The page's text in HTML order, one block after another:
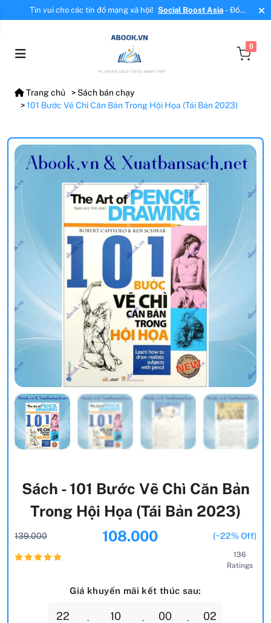
Tin vui cho các tín đồ mạng xã hội! Social Boost Asia- Đối
tác mới, cung cấp dịch vụ tăng tương tác, tăng follow uy tín!
0
Trang chủ
Sách bán chạy
101 Bước Vẽ Chì Căn Bản Trong Hội Họa (Tái Bản 2023)
Sách - 101 Bước Vẽ Chì Căn Bản
Trong Hội Họa (Tái Bản 2023)
139.000 108.000 (~22% Off)
136
Ratings
Giá khuyến mãi kết thúc sau:
22 10 00 00